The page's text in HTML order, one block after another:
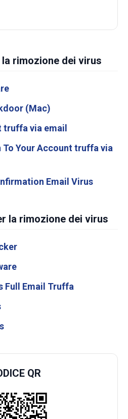
rimozione dei virus
(Mac)
truffa via email
To Your Account truffa via
Email Virus
la rimozione dei virus
Full Email Truffa
QR